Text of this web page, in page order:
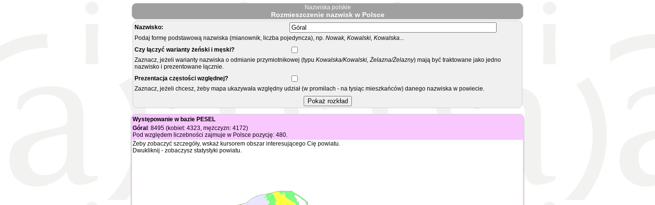
Nazwiska polskie
Rozmieszczenie nazwisk w Polsce
Nazwisko:
Podaj formę podstawową nazwiska (mianownik, liczba pojedyncza), np. Nowak, Kowalski, Kowalska...
Czy łączyć warianty żeński i męski?
Zaznacz, jeżeli warianty nazwiska o odmianie przymiotnikowej (typu Kowalska/Kowalski, Żelazna/Żelazny) mają być traktowane jako jedno
nazwisko i prezentowane łącznie.
Prezentacja częstości względnej?
Zaznacz, jeżeli chcesz, żeby mapa ukazywała względny udział (w promilach - na tysiąc mieszkańców) danego nazwiska w powiecie.
Występowanie w bazie PESEL
Góral : 8495 (kobiet: 4323, mężczyzn: 4172)
Pod względem liczebności zajmuje w Polsce pozycję: 480.
Żeby zobaczyć szczegóły, wskaż kursorem obszar interesującego Cię powiatu.
Dwukliknij - zobaczysz statystyki powiatu.